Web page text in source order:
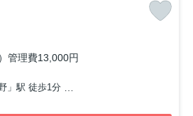
管理費13,000円
」駅 徒歩1分